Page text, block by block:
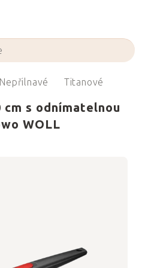
Nepřilnavé Titanové
s odnímatelnou
WOLL